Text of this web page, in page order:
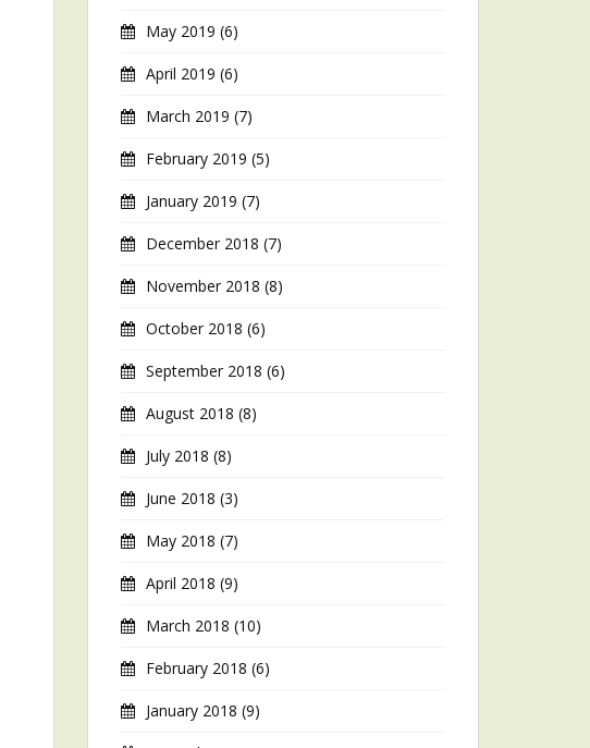
May 2019 (6)
April 2019 (6)
March 2019 (7)
February 2019 (5)
January 2019 (7)
December 2018 (7)
November 2018 (8)
October 2018 (6)
September 2018 (6)
August 2018 (8)
July 2018 (8)
June 2018 (3)
May 2018 (7)
April 2018 (9)
March 2018 (10)
February 2018 (6)
January 2018 (9)